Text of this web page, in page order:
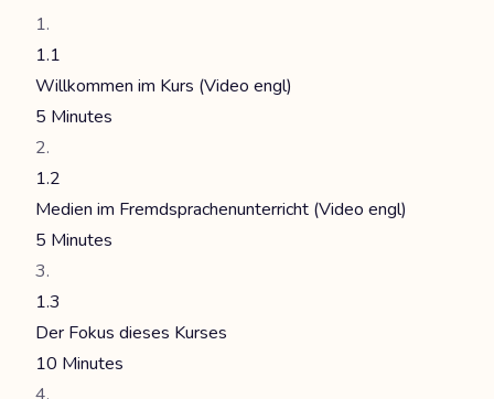
1.1
Willkommen im Kurs (Video engl)
5 Minutes
1.2
Medien im Fremdsprachenunterricht (Video engl)
5 Minutes
1.3
Der Fokus dieses Kurses
10 Minutes